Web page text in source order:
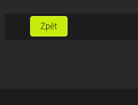
Zpět